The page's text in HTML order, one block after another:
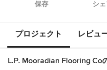
保存 シ
プロジェクト レビュ
L.P. Mooradian Flooring Co